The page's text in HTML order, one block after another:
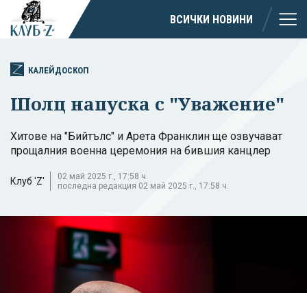
ВСИЧКИ НОВИНИ
КАЛЕЙДОСКОП
Шолц напуска с "Уважение"
Хитове на "Бийтълс" и Арета Франклин ще озвучават
прощалния военна церемония на бившия канцлер
Клуб 'Z'
02 май 2025 г., 17:58 ч.
последна редакция 02 май 2025 г., 17:58 ч.